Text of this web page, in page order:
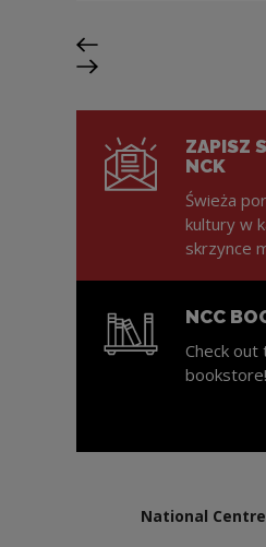
Previous slide
Next slide
ZAPISZ
NCK
Świeża
kultury w
skrzynce
NCC
Check out
bookstore!
National